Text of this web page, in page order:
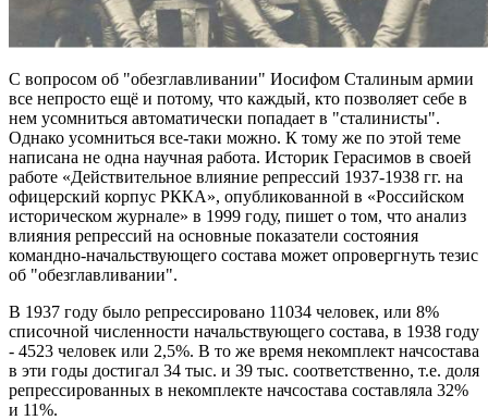
С вопросом об "обезглавливании" Иосифом Сталиным армии
все непросто ещё и потому, что каждый, кто позволяет себе в
нем усомниться автоматически попадает в "сталинисты".
Однако усомниться все-таки можно. К тому же по этой теме
написана не одна научная работа. Историк Герасимов в своей
работе «Действительное влияние репрессий 1937-1938 гг. на
офицерский корпус РККА», опубликованной в «Российском
историческом журнале» в 1999 году, пишет о том, что анализ
влияния репрессий на основные показатели состояния
командно-начальствующего состава может опровергнуть тезис
об "обезглавливании".
В 1937 году было репрессировано 11034 человек, или 8%
списочной численности начальствующего состава, в 1938 году
- 4523 человек или 2,5%. В то же время некомплект начсостава
в эти годы достигал 34 тыс. и 39 тыс. соответственно, т.е. доля
репрессированных в некомплекте начсостава составляла 32%
и 11%.